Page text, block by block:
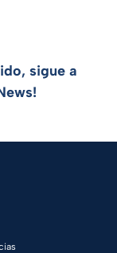
sigue a